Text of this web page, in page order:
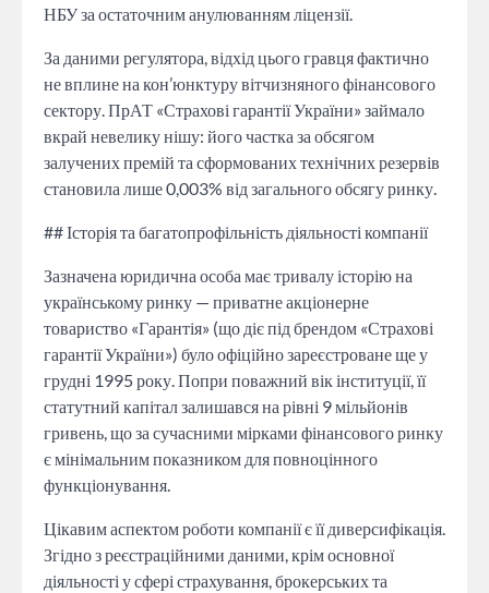
НБУ за остаточним анулюванням ліцензії.
За даними регулятора, відхід цього гравця фактично
не вплине на кон’юнктуру вітчизняного фінансового
сектору. ПрАТ «Страхові гарантії України» займало
вкрай невелику нішу: його частка за обсягом
залучених премій та сформованих технічних резервів
становила лише 0,003% від загального обсягу ринку.
## Історія та багатопрофільність діяльності компанії
Зазначена юридична особа має тривалу історію на
українському ринку — приватне акціонерне
товариство «Гарантія» (що діє під брендом «Страхові
гарантії України») було офіційно зареєстроване ще у
грудні 1995 року. Попри поважний вік інституції, її
статутний капітал залишався на рівні 9 мільйонів
гривень, що за сучасними мірками фінансового ринку
є мінімальним показником для повноцінного
функціонування.
Цікавим аспектом роботи компанії є її диверсифікація.
Згідно з реєстраційними даними, крім основної
діяльності у сфері страхування, брокерських та